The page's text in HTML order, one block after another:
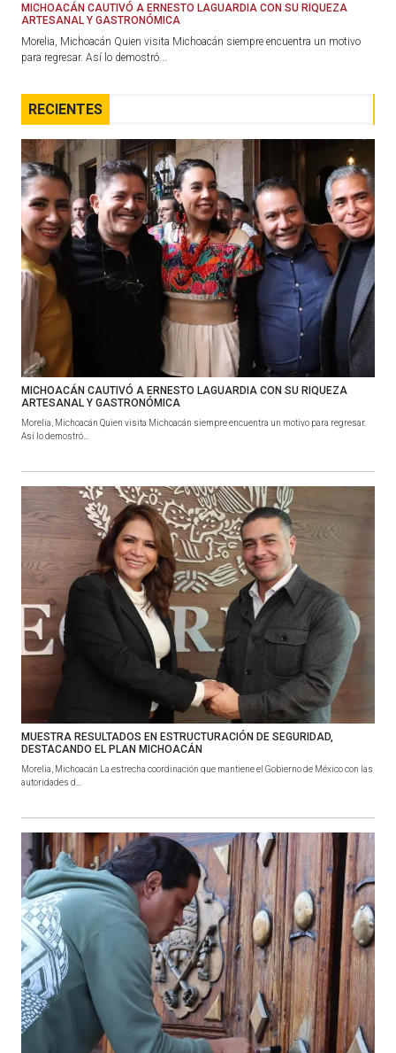
MICHOACÁN CAUTIVÓ A ERNESTO LAGUARDIA CON SU RIQUEZA
ARTESANAL Y GASTRONÓMICA
Morelia, Michoacán Quien visita Michoacán siempre encuentra un motivo
para regresar. Así lo demostró...
RECIENTES
MICHOACÁN CAUTIVÓ A ERNESTO LAGUARDIA CON SU RIQUEZA
ARTESANAL Y GASTRONÓMICA
Morelia, Michoacán Quien visita Michoacán siempre encuentra un motivo para regresar.
Así lo demostró...
MUESTRA RESULTADOS EN ESTRUCTURACIÓN DE SEGURIDAD,
DESTACANDO EL PLAN MICHOACÁN
Morelia, Michoacán La estrecha coordinación que mantiene el Gobierno de México con las
autoridades d...